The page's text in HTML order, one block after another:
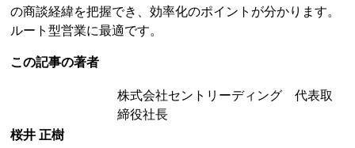
の商談経緯を把握でき、効率化のポイントが分かります。
ルート型営業に最適です。
この記事の著者
株式会社セントリーディング 代表取
締役社長
桜井 正樹